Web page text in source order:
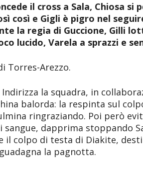
il cross a Sala, Chiosa si
così e Gigli è pigro nel
la regia di Guccione, Gilli
lucido, Varela a sprazzi e
Torres-Arezzo.
Indirizza la squadra, in
balorda: la respinta sul
ringraziando. Poi però
sangue, dapprima stoppando
il colpo di testa di Diakite,
la pagnotta.